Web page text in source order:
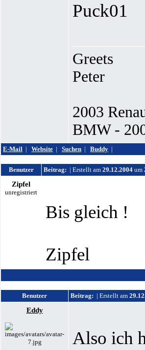
Puck01
Greets
Peter
2003
BMW -
E-Mail | Website | Suchen | Buddy |
Benutzer Beitrag: | Erstellt am 29.12.2004 um
Zipfel
unregistriert
Bis gleich !
Zipfel
Benutzer Beitrag: | Erstellt am
Eddy
Also ich